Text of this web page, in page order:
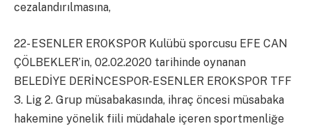
cezalandırılmasına,
22- ESENLER EROKSPOR Kulübü sporcusu EFE CAN
ÇÖLBEKLER’in, 02.02.2020 tarihinde oynanan
BELEDİYE DERİNCESPOR-ESENLER EROKSPOR TFF
3. Lig 2. Grup müsabakasında, ihraç öncesi müsabaka
hakemine yönelik fiili müdahale içeren sportmenliğe